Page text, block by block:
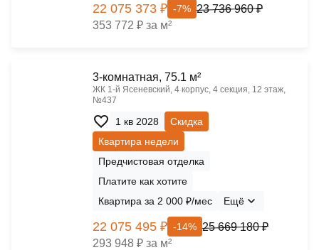
22 075 373 ₽ -7% 23 736 960 ₽
353 772 ₽ за м²
3-комнатная, 75.1 м²
ЖК 1‑й Ясеневский, 4 корпус, 4 секция, 12 этаж,
№437
1 кв 2028
Скидка
Квартира недели
Предчистовая отделка
Платите как хотите
Квартира за 2 000 ₽/мес
Ещё
22 075 495 ₽ -14% 25 669 180 ₽
293 948 ₽ за м²